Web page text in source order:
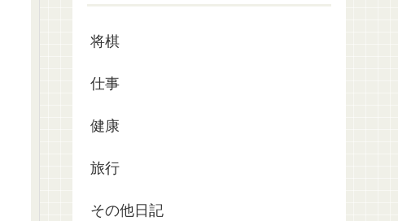
将棋
仕事
健康
旅行
その他日記